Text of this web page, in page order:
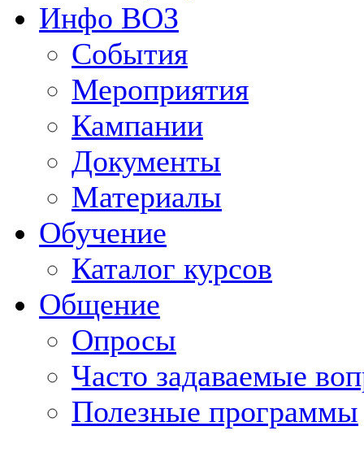
Инфо ВОЗ
События
Мероприятия
Кампании
Документы
Материалы
Обучение
Каталог курсов
Общение
Опросы
Часто задаваемые
Полезные программы